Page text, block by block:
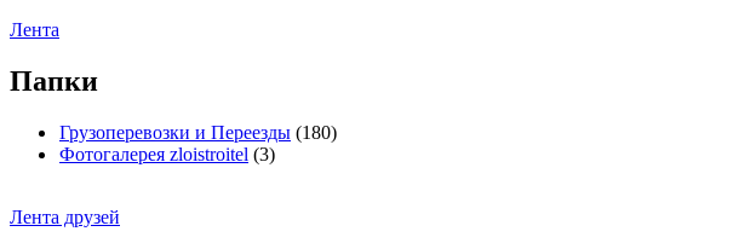
Лента
Папки
Грузоперевозки и Переезды (180)
Фотогалерея zloistroitel (3)
Лента друзей